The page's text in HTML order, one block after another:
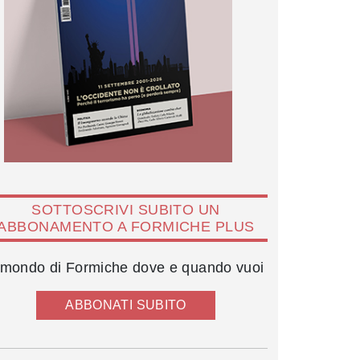
SOTTOSCRIVI SUBITO UN
A FORMICHE PLUS
di Formiche dove e quando vuoi
ABBONATI SUBITO